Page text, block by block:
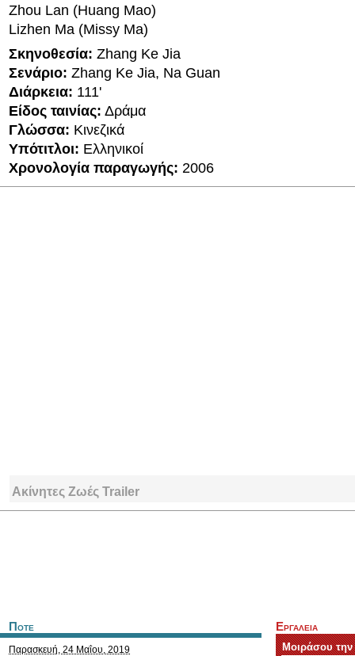
Zhou Lan (Huang Mao)
Lizhen Ma (Missy Ma)
Σκηνοθεσία: Zhang Ke Jia
Σενάριο: Zhang Ke Jia, Na Guan
Διάρκεια: 111'
Είδος ταινίας: Δράμα
Γλώσσα: Κινεζικά
Υπότιτλοι: Ελληνικοί
Χρονολογία παραγωγής: 2006
Ακίνητες Ζωές Trailer
Ποτε
Παρασκευή, 24 Μαΐου, 2019
Εργαλεια
Μοιράσου